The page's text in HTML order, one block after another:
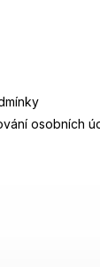
osobních